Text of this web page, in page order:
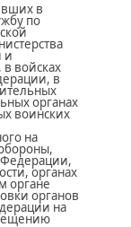
в
по
и
войсках
в
органах
воинских
на
органах
органе
органов
на